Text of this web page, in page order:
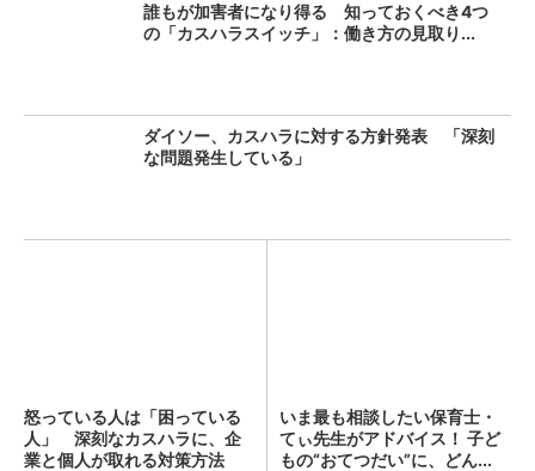
誰もが加害者になり得る 知っておくべき4つ
の「カスハラスイッチ」：働き方の見取り...
ダイソー、カスハラに対する方針発表 「深刻
な問題発生している」
怒っている人は「困っている
人」 深刻なカスハラに、企
業と個人が取れる対策方法
いま最も相談したい保育士・
てぃ先生がアドバイス！ 子ど
もの“おてつだい”に、どん...